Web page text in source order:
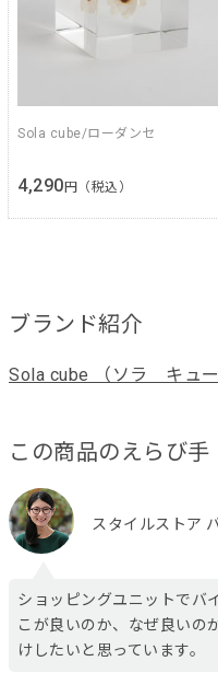
Sola cube/ローダンセ
4,290 円（税込）
ブランド紹介
Sola cube （ソラ キュー
この商品のえらび手
スタイルストア
ショッピングユニットでバ
こが良いのか、なぜ良いの
けしたいと思っています。